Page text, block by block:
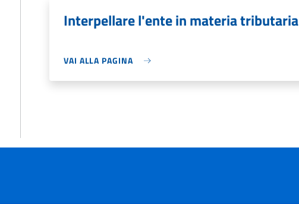
Interpellare l'ente in materia tributaria
VAI ALLA PAGINA